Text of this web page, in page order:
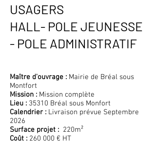
USAGERS
HALL- POLE JEUNESSE
- POLE ADMINISTRATIF
Maître d'ouvrage : Mairie de Bréal sous
Montfort
Mission : Mission complète
Lieu : 35310 Bréal sous Monfort
Calendrier : Livraison prévue Septembre
2026
Surface projet : 220m²
Coût : 260 000 € HT